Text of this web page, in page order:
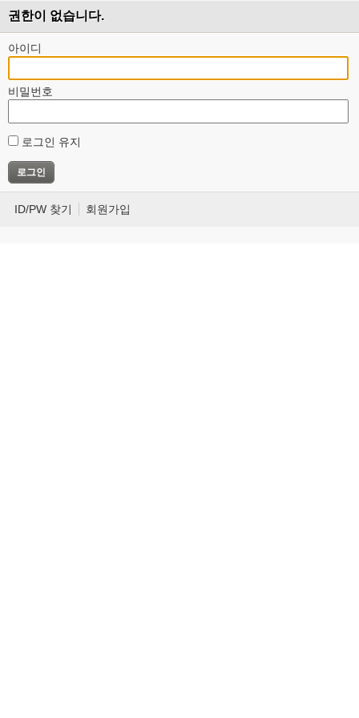
권한이 없습니다.
아이디
비밀번호
로그인 유지
ID/PW 찾기 회원가입